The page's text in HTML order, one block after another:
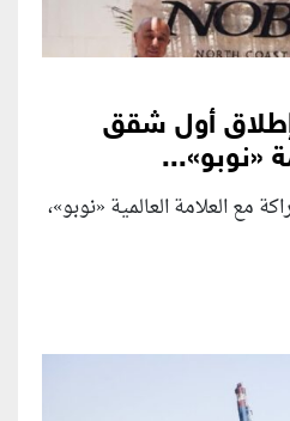
أول شقق
«نوبو»...
مع العلامة العالمية «نوبو»،